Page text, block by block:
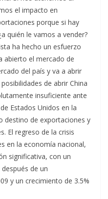
el impacto en
porque si hay
quién le vamos a vender?
ha hecho un esfuerzo
abierto el mercado de
del país y va a abrir
de abrir China
insuficiente ante
Estados Unidos en la
destino de exportaciones y
El regreso de la crisis
en la economía nacional,
significativa, con un
de un
y un crecimiento de 3.5%